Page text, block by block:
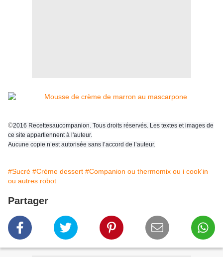
©2016 Recettesaucompanion. Tous droits réservés. Les textes et images de
ce site appartiennent à l'auteur.
Aucune copie n’est autorisée sans l’accord de l’auteur.
#Sucré #Crème dessert #Companion ou thermomix ou i cook'in
ou autres robot
Partager